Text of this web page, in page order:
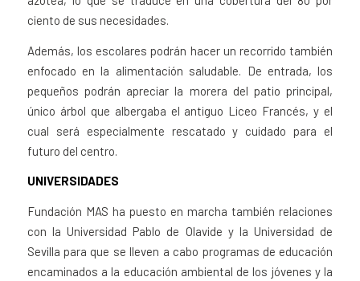
ciento de sus necesidades.
Además, los escolares podrán hacer un recorrido también
enfocado en la alimentación saludable. De entrada, los
pequeños podrán apreciar la morera del patio principal,
único árbol que albergaba el antiguo Liceo Francés, y el
cual será especialmente rescatado y cuidado para el
futuro del centro.
UNIVERSIDADES
Fundación MAS ha puesto en marcha también relaciones
con la Universidad Pablo de Olavide y la Universidad de
Sevilla para que se lleven a cabo programas de educación
encaminados a la educación ambiental de los jóvenes y la